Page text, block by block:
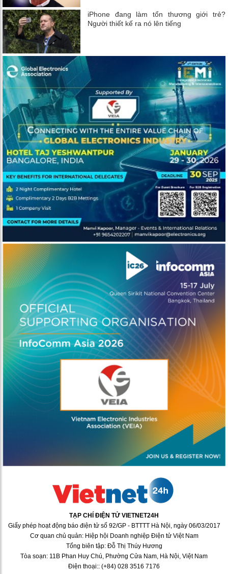
iPhone đang làm tổn thương giới trẻ?
Người thiết kế ra nó lên tiếng
TẠP CHÍ ĐIỆN TỬ VIETNET24H
Giấy phép hoạt động báo điện tử số 92/GP - BTTTT Hà Nội, ngày 06/03/2017
Cơ quan chủ quản: Hiệp hội Doanh nghiệp Điện tử Việt Nam
Tổng biên tập: Đỗ Thị Thúy Hương
Tòa soạn: 11B Phan Huy Chú, Phường Cửa Nam, Hà Nội, Việt Nam
Điện thoại:: (+84) 028 3516 7176